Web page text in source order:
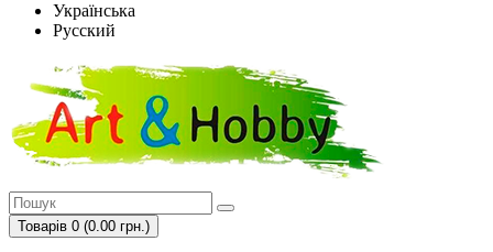
Українська
Русский
Товарів 0 (0.00 грн.)